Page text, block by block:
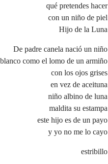
qué pretendes hacer
con un niño de piel
Hijo de la Luna
De padre canela nació un niño
blanco como el lomo de un armiño
con los ojos grises
en vez de aceituna
niño albino de luna
maldita su estampa
este hijo es de un payo
y yo no me lo cayo
estribillo